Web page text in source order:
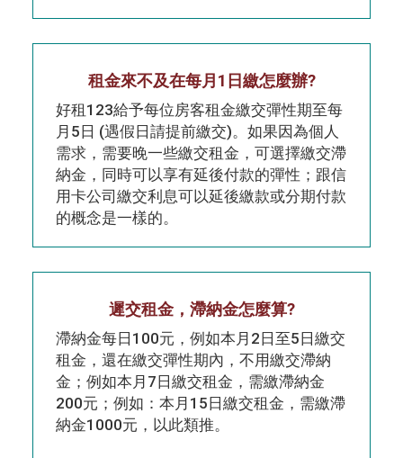
租金來不及在每月1日繳怎麼辦?
好租123給予每位房客租金繳交彈性期至每
月5日 (遇假日請提前繳交)。如果因為個人
需求，需要晚一些繳交租金，可選擇繳交滯
納金，同時可以享有延後付款的彈性；跟信
用卡公司繳交利息可以延後繳款或分期付款
的概念是一樣的。
遲交租金，滯納金怎麼算?
滯納金每日100元，例如本月2日至5日繳交
租金，還在繳交彈性期內，不用繳交滯納
金；例如本月7日繳交租金，需繳滯納金
200元；例如：本月15日繳交租金，需繳滯
納金1000元，以此類推。